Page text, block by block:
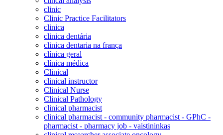
clinic
Clinic Practice Facilitators
clinica
clinica dentária
clinica dentaria na frança
clínica geral
clínica médica
Clinical
clinical instructor
Clinical Nurse
Clinical Pathology
clinical pharmacist
clinical pharmacist - community pharmacist - GPhC -
pharmacist - pharmacy job - vaistininkas